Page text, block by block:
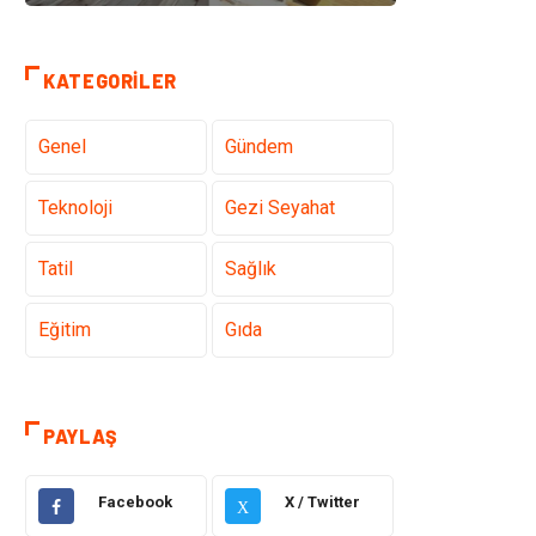
KATEGORILER
Genel Gündem
Teknoloji Gezi Seyahat
Tatil Sağlık
Eğitim Gıda
Tanıtıcı Reklam
Makine Giyim
PAYLAŞ
Facebook X X / Twitter